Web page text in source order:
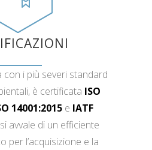
con i più severi standard
è certificata ISO
14001:2015e IATF
avvale di un efficiente
per l’acquisizione e la